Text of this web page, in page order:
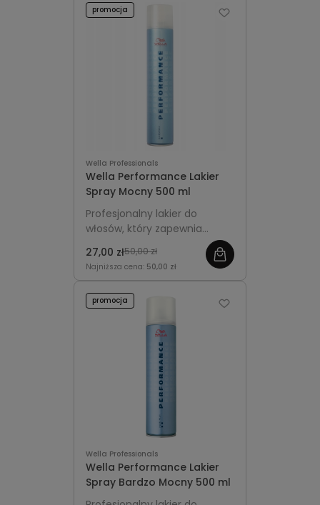
Wella Professionals
Wella Performance Lakier
Spray Mocny 500 ml
Profesjonalny lakier do
włosów, który zapewnia
bardzo mocne utrwalenie
fryzury bez sklejania. Formuła
Multi Protect z prowitaminą
przed wysuszeniem i
Idealny do codziennego
użytku i na specjalne okazje.
27,00 zł50,00 zł
Najniższa cena: 50,00 zł
promocja
Wella Professionals
Wella Performance Lakier
Spray Bardzo Mocny 500 ml
promocja